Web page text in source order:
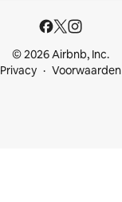
© 2026 Airbnb, Inc.
Privacy
Voorwaarden